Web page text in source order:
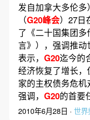
发自加拿大多伦
（G20峰会）27日
了《二十国集团多
言》），强调推动
表示， G20迄今的
经济恢复了增长
家的主权债务危
强调， G20的首
2010年6月28日 · 世界